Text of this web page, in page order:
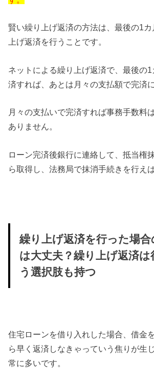
賢い繰り上げ返済の方法は、最後の1カ
上げ返済を行うことです。
ネットによる繰り上げ返済で、最後の
済すれば、あとは月々の支払額で完済
月々の支払いで完済すれば事務手数料
ありません。
ローン完済後銀行に連絡して、抵当権
ら取得し、法務局で抹消手続きを行え
繰り上げ返済を行った場
は大丈夫？繰り上げ返済
う選択肢も持つ
住宅ローンを借り入れした場合、借金
ら早く返済しなきゃっていう焦りが生
常に多いです。